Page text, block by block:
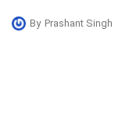
By Prashant Singh